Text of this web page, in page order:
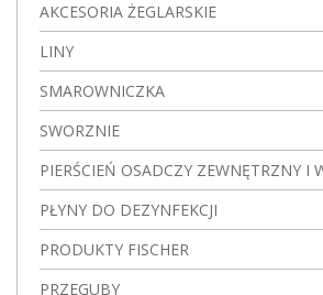
AKCESORIA ŻEGLARSKIE
LINY
SMAROWNICZKA
SWORZNIE
PIERŚCIEŃ OSADCZY ZEWNĘTRZNY I
PŁYNY DO DEZYNFEKCJI
PRODUKTY FISCHER
PRZEGUBY